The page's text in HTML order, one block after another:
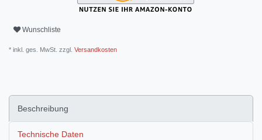
Wunschliste
* inkl. ges. MwSt. zzgl. Versandkosten
Beschreibung
Technische Daten